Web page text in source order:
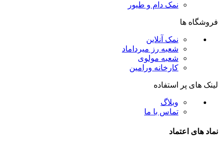
نمک دام و طیور
فروشگاه ها
نمک آنلاین
شعبه رز میرداماد
شعبه مولوی
کارخانه ورامین
لینک های پر استفاده
وبلاگ
تماس با ما
نماد های اعتماد